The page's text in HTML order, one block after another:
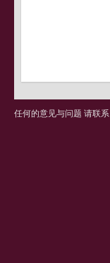
任何的意见与问题 请联系